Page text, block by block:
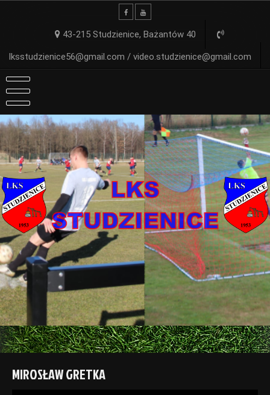
43-215 Studzienice, Bażantów 40
lksstudzienice56@gmail.com / video.studzienice@gmail.com
MIROSŁAW GRETKA